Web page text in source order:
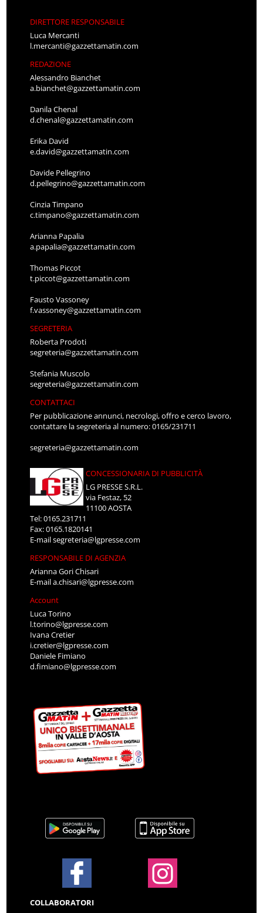
DIRETTORE RESPONSABILE
Luca Mercanti
l.mercanti@gazzettamatin.com
REDAZIONE
Alessandro Bianchet
a.bianchet@gazzettamatin.com
Danila Chenal
d.chenal@gazzettamatin.com
Erika David
e.david@gazzettamatin.com
Davide Pellegrino
d.pellegrino@gazzettamatin.com
Cinzia Timpano
c.timpano@gazzettamatin.com
Arianna Papalia
a.papalia@gazzettamatin.com
Thomas Piccot
t.piccot@gazzettamatin.com
Fausto Vassoney
f.vassoney@gazzettamatin.com
SEGRETERIA
Roberta Prodoti
segreteria@gazzettamatin.com
Stefania Muscolo
segreteria@gazzettamatin.com
CONTATTACI
Per pubblicazione annunci, necrologi, offro e cerco lavoro,
contattare la segreteria al numero: 0165/231711
segreteria@gazzettamatin.com
CONCESSIONARIA DI PUBBLICITÀ
LG PRESSE S.R.L.
via Festaz, 52
11100 AOSTA
Tel: 0165.231711
Fax: 0165.1820141
E-mailsegreteria@lgpresse.com
RESPONSABILE DI AGENZIA
Arianna Gori Chisari
E-maila.chisari@lgpresse.com
Account
Luca Torino
l.torino@lgpresse.com
Ivana Cretier
i.cretier@lgpresse.com
Daniele Fimiano
d.fimiano@lgpresse.com
COLLABORATORI